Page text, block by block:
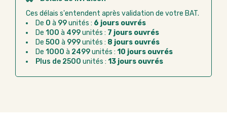
Virement bancaire :règlement sur facture
après la commande
Chorus Pro :règlement par mandat
administratif après la commande
Ces délais s'entendent après validation de votre BAT.
De 0 à 99unités : 6 jours ouvrés
De 100 à 499unités : 7 jours ouvrés
De 500 à 999unités : 8 jours ouvrés
De 1000 à 2499unités : 10 jours ouvrés
Plus de 2500 unités : 13 jours ouvrés